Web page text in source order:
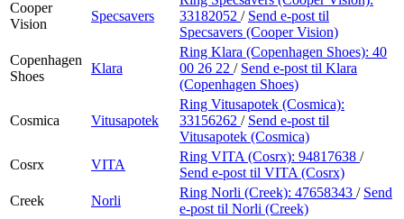
Cooper
Vision
Specsavers
33182052 / Send e-post til
Specsavers (Cooper Vision)
Copenhagen
Shoes
Klara
Ring Klara (Copenhagen Shoes): 40
00 26 22 / Send e-post til Klara
(Copenhagen Shoes)
Cosmica Vitusapotek
Ring Vitusapotek (Cosmica):
33156262 / Send e-post til
Vitusapotek (Cosmica)
Cosrx
VITA
Ring VITA (Cosrx): 94817638 /
Send e-post til VITA (Cosrx)
Creek
Norli
Ring Norli (Creek): 47658343 / Send
e-post til Norli (Creek)